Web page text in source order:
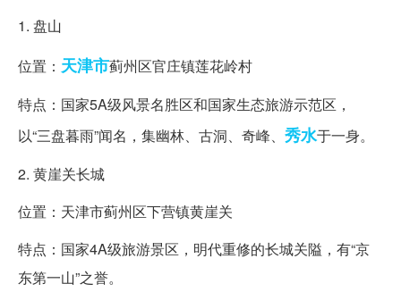
1. 盘山
位置： 天津市蓟州区官庄镇莲花岭村
特点：国家5A级风景名胜区和国家生态旅游示范区，
以“三盘暮雨”闻名，集幽林、古洞、奇峰、 秀水于一身。
2. 黄崖关长城
位置：天津市蓟州区下营镇黄崖关
特点：国家4A级旅游景区，明代重修的长城关隘，有“京
东第一山”之誉。